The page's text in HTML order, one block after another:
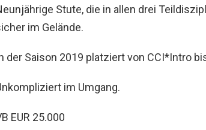
Stute, die in allen drei
im Gelände.
der Saison 2019 platziert von CCI*Intro
im Umgang.
EUR 25.000